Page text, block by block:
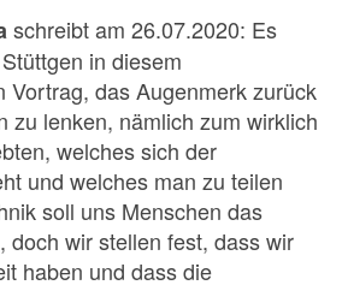
schreibt am 26.07.2020: Es
in diesem
Vortrag, das Augenmerk zurück
zu lenken, nämlich zum wirklich
welches sich der
und welches man zu teilen
soll uns Menschen das
doch wir stellen fest, dass wir
haben und dass die